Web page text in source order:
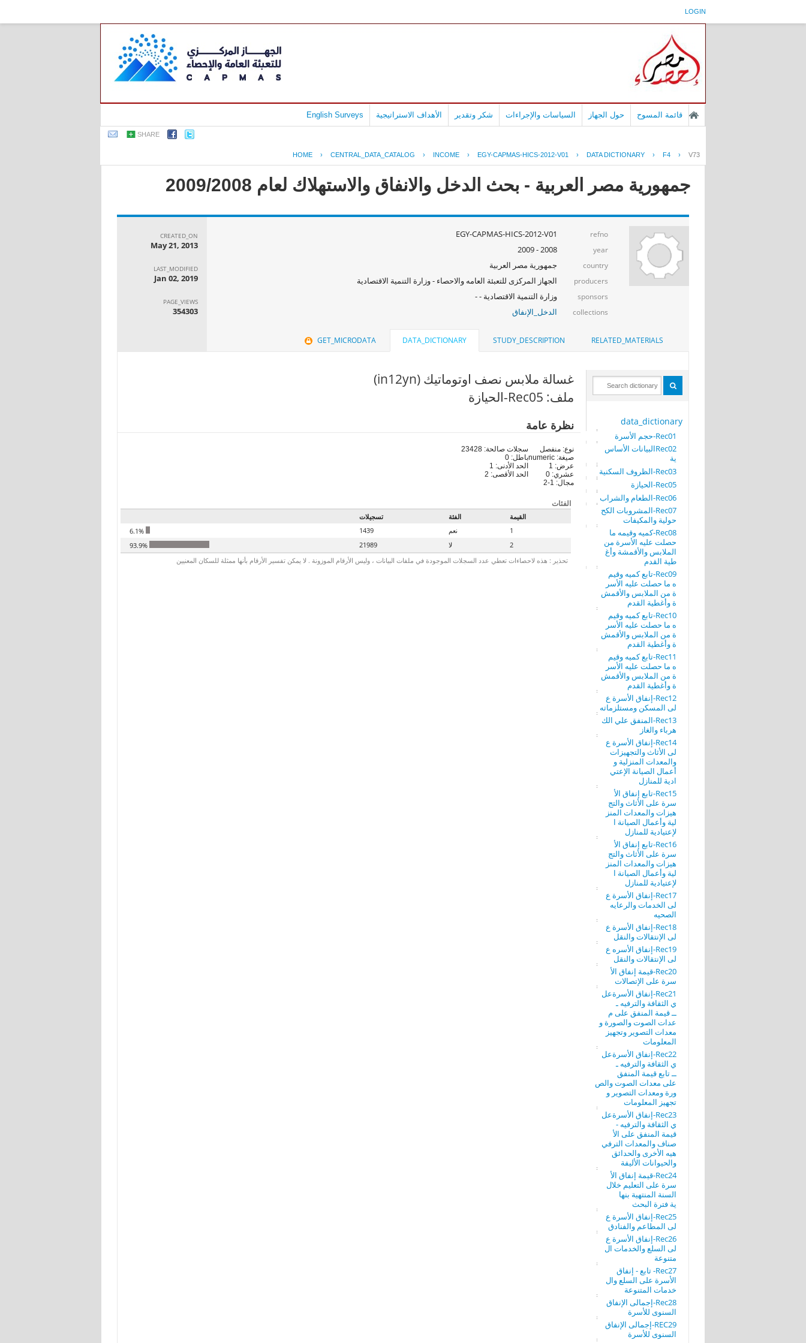
LOGIN
قائمة المسوح حول الجهاز السياسات والإجراءات شكر وتقدير الأهداف الاستراتيجية English Surveys
SHARE
HOME › CENTRAL_DATA_CATALOG › INCOME › EGY-CAPMAS-HICS-2012-V01 › DATA DICTIONARY › F4 › V73
جمهورية مصر العربية - بحث الدخل والانفاق والاستهلاك لعام 2009/2008
refno
EGY-CAPMAS-HICS-2012-V01
year
2008 - 2009
country جمهورية مصر العربية
producers الجهاز المركزى للتعبئة العامه والاحصاء - وزارة التنمية الاقتصادية
sponsors وزارة التنمية الاقتصادية - -
collections الدخل_الإنفاق
CREATED_ON
May 21, 2013
LAST_MODIFIED
Jan 02, 2019
PAGE_VIEWS
354303
RELATED_MATERIALS
STUDY_DESCRIPTION
DATA_DICTIONARY
GET_MICRODATA
data_dictionary
Rec01-حجم الأسرة
Rec02البيانات الأساس
ية
Rec03-الظروف السكنية
Rec05-الحيازة
Rec06-الطعام والشراب
Rec07-المشروبات الكح
حولية والمكيفات
Rec08-كميه وقيمه ما
حصلت عليه الأسرة من
الملابس والأقمشة وأغ
طية القدم
Rec09-تابع كميه وقيم
ه ما حصلت عليه الأسر
ة من الملابس والأقمش
ة وأغطية القدم
Rec10-تابع كميه وقيم
ه ما حصلت عليه الأسر
ة من الملابس والأقمش
ة وأغطية القدم
Rec11-تابع كميه وقيم
ه ما حصلت عليه الأسر
ة من الملابس والأقمش
ة وأغطية القدم
Rec12-إنفاق الأسرة ع
لى المسكن ومستلزماته
Rec13-المنفق علي الك
هرباء والغاز
Rec14-إنفاق الأسرة ع
لى الأثاث والتجهيزات
والمعدات المنزلية و
أعمال الصيانة الإعتي
ادية للمنازل
Rec15-تابع إنفاق الأ
سرة على الأثاث والتج
هيزات والمعدات المنز
لية وأعمال الصيانة ا
لإعتيادية للمنازل
Rec16-تابع إنفاق الأ
سرة على الأثاث والتج
هيزات والمعدات المنز
لية وأعمال الصيانة ا
لإعتيادية للمنازل
Rec17-إنفاق الأسرة ع
لى الخدمات والرعايه
الصحيه
Rec18-إنفاق الأسرة ع
لى الإنتقالات والنقل
Rec19-إنفاق الأسره ع
لى الإنتقالات والنقل
Rec20-قيمة إنفاق الأ
سرة على الإتصالات
Rec21-إنفاق الأسرةعل
ي الثقافة والترفيه ـ
ــ قيمة المنفق على م
عدات الصوت والصورة و
معدات التصوير وتجهيز
المعلومات
Rec22-إنفاق الأسرةعل
ي الثقافة والترفيه ـ
ــ تابع قيمة المنفق
على معدات الصوت والص
ورة ومعدات التصوير و
تجهيز المعلومات
Rec23-إنفاق الأسرةعل
ي الثقافة والترفيه -
قيمة المنفق على الأ
صناف والمعدات الترفي
هيه الأخرى والحدائق
والحيوانات الأليفة
Rec24-قيمة إنفاق الأ
سرة على التعليم خلال
السنة المنتهية بنها
ية فترة البحث
Rec25-إنفاق الأسرة ع
لى المطاعم والفنادق
Rec26-إنفاق الأسرة ع
لى السلع والخدمات ال
متنوعة
Rec27- تابع - إنفاق
الأسرة على السلع وال
خدمات المتنوعة
Rec28-إجمالى الإنفاق
السنوى للأسرة
REC29-إجمالى الإنفاق
السنوى للأسرة
غسالة ملابس نصف اوتوماتيك (in12yn)
ملف: Rec05-الحيازة
نظرة عامة
نوع: منفصل
صيغة: numeric
عرض: 1
عشري: 0
مجال: 1-2
سجلات صالحة: 23428
باطل: 0
الحد الأدنى: 1
الحد الأقصى: 2
الفئات
القيمة الفئة
تسجيلات
1
نعم 1439
2
لا 21989
تحذير : هذه لاحصاءات تعطي عدد السجلات الموجودة في ملفات البيانات ، وليس الأرقام الموزونة . لا يمكن تفسير الأرقام بأنها ممثلة للسكان المعنيين